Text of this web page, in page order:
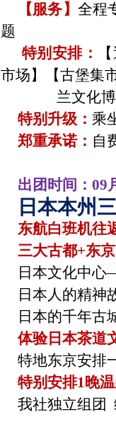
【服务】 全程
题
特别安排：
市场】【古堡集
兰文化
特别升级： 乘
郑重承诺： 自
出团时间： 09
日本本州
东航白班机往
三大古都+东
日本文化中
日本人的精
日本的千年
体验日本茶道
特地东京安排
特别安排1晚
我社独立组团